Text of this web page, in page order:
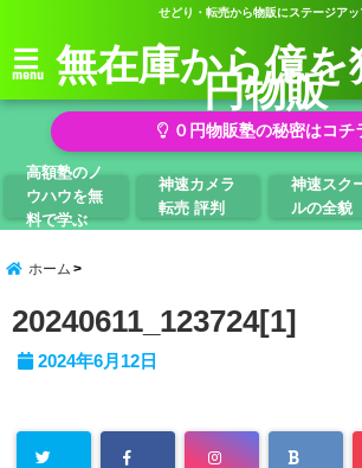
せどり・転売から物販にステージアッ
menu 無在庫から億を
円物販
０円物販塾の秘密はコチ
高額塾のノ
ウハウを無
料で学ぶ
神速カメラ
転売 評判
神速スク
ルの全貌
ホーム
20240611_123724[1]
2024年6月12日